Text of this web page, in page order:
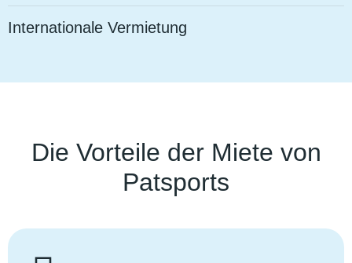
Internationale Vermietung
Die Vorteile der Miete von
Patsports